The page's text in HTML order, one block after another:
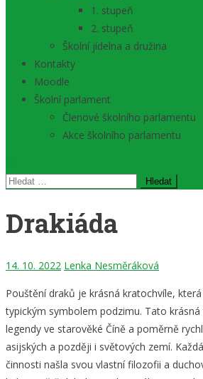
1. stupeň
2. stupeň
Školní jídelna a družina
Kontakty
Moodle
Školní parlament
Členové školního parlamentu
Akce školního parlamentu
Vyhledávání
Drakiáda
14. 10. 2022 Lenka Nesměráková
Pouštění draků je krásná kratochvíle,
typickým symbolem podzimu. Tato krásná
legendy ve starověké Číně a poměrně
asijských a později i světových zemí.
činnosti našla svou vlastní filozofii a